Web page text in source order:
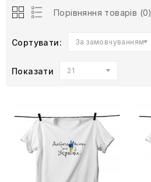
Порівняння товарів (0)
Сортувати: За замовчуванням
Показати 21